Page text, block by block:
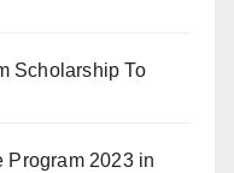
Scholarship To
Program 2023 in